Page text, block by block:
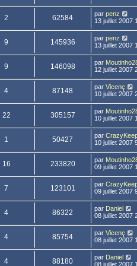
2 62584 par penz
13 juillet 2007
9 145936 par penz
13 juillet 2007
9 146098 par
12 juillet 2007
4 87148 par Vicenç
10 juillet 2007
22 305157 par
10 juillet 2007
1 50427 par
10 juillet 2007
16 233820 par
09 juillet 2007
7 123101 par
09 juillet 2007
4 86322 par Daniel
08 juillet 2007
4 85754 par Vicenç
08 juillet 2007
4 88180 par Daniel
08 juillet 2007